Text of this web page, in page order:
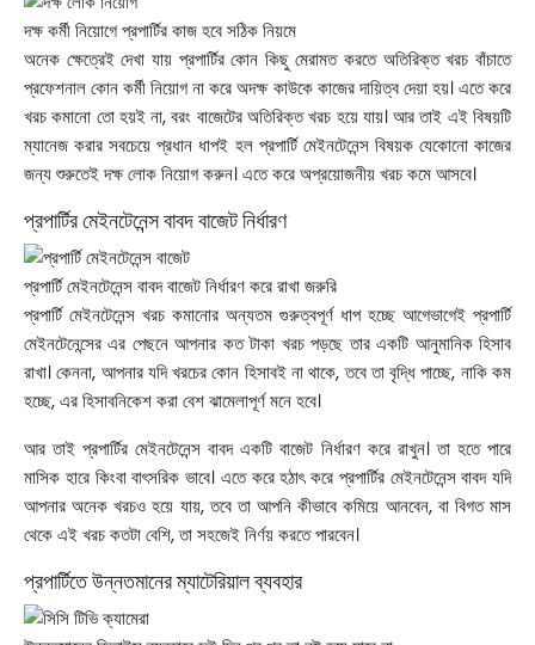
দক্ষ কর্মী নিয়োগে প্রপার্টির কাজ হবে সঠিক নিয়মে
অনেক ক্ষেত্রেই দেখা যায় প্রপার্টির কোন কিছু মেরামত করতে অতিরিক্ত খরচ বাঁচাতে
প্রফেশনাল কোন কর্মী নিয়োগ না করে অদক্ষ কাউকে কাজের দায়িত্ব দেয়া হয়। এতে করে
খরচ কমানো তো হয়ই না, বরং বাজেটের অতিরিক্ত খরচ হয়ে যায়। আর তাই এই বিষয়টি
ম্যানেজ করার সবচেয়ে প্রধান ধাপই হল প্রপার্টি মেইনটেনেন্স বিষয়ক যেকোনো কাজের
জন্য শুরুতেই দক্ষ লোক নিয়োগ করুন। এতে করে অপ্রয়োজনীয় খরচ কমে আসবে।
প্রপার্টির মেইনটেনেন্স বাবদ বাজেট নির্ধারণ
প্রপার্টি মেইনটেনেন্স বাবদ বাজেট নির্ধারণ করে রাখা জরুরি
প্রপার্টি মেইনটেনেন্স খরচ কমানোর অন্যতম গুরুত্বপূর্ণ ধাপ হচ্ছে আগেভাগেই প্রপার্টি
মেইনটেনেন্সের এর পেছনে আপনার কত টাকা খরচ পড়ছে তার একটি আনুমানিক হিসাব
রাখা। কেননা, আপনার যদি খরচের কোন হিসাবই না থাকে, তবে তা বৃদ্ধি পাচ্ছে, নাকি কম
হচ্ছে, এর হিসাবনিকেশ করা বেশ ঝামেলাপূর্ণ মনে হবে।
আর তাই প্রপার্টির মেইনটেনেন্স বাবদ একটি বাজেট নির্ধারণ করে রাখুন। তা হতে পারে
মাসিক হারে কিংবা বাৎসরিক ভাবে। এতে করে হঠাৎ করে প্রপার্টির মেইনটেনেন্স বাবদ যদি
আপনার অনেক খরচও হয়ে যায়, তবে তা আপনি কীভাবে কমিয়ে আনবেন, বা বিগত মাস
থেকে এই খরচ কতটা বেশি, তা সহজেই নির্ণয় করতে পারবেন।
প্রপার্টিতে উন্নতমানের ম্যাটেরিয়াল ব্যবহার